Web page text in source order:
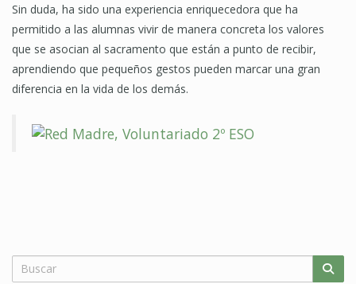
Sin duda, ha sido una experiencia enriquecedora que ha
permitido a las alumnas vivir de manera concreta los valores
que se asocian al sacramento que están a punto de recibir,
aprendiendo que pequeños gestos pueden marcar una gran
diferencia en la vida de los demás.